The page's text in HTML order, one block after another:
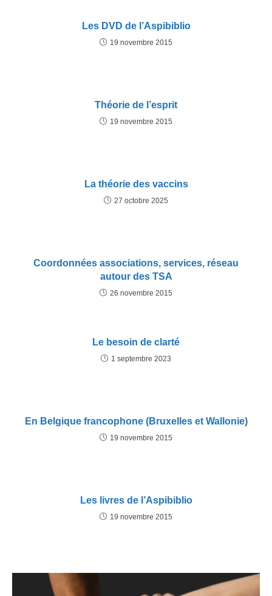
Les DVD de l’Aspibiblio
19 novembre 2015
Théorie de l’esprit
19 novembre 2015
La théorie des vaccins
27 octobre 2025
Coordonnées associations, services, réseau
autour des TSA
26 novembre 2015
Le besoin de clarté
1 septembre 2023
En Belgique francophone (Bruxelles et Wallonie)
19 novembre 2015
Les livres de l’Aspibiblio
19 novembre 2015